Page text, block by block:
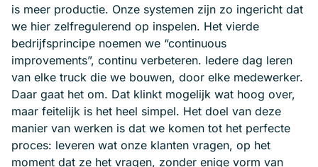
is meer productie. Onze systemen zijn zo ingericht dat
we hier zelfregulerend op inspelen. Het vierde
bedrijfsprincipe noemen we “continuous
improvements”, continu verbeteren. Iedere dag leren
van elke truck die we bouwen, door elke medewerker.
Daar gaat het om. Dat klinkt mogelijk wat hoog over,
maar feitelijk is het heel simpel. Het doel van deze
manier van werken is dat we komen tot het perfecte
proces: leveren wat onze klanten vragen, op het
moment dat ze het vragen, zonder enige vorm van